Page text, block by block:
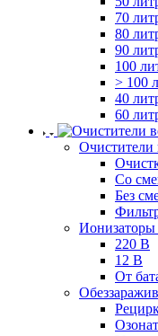
70
80
90
100
> 100
40
60
Очистители
Cо
Без
Ионизаторы
220 В
12 В
От